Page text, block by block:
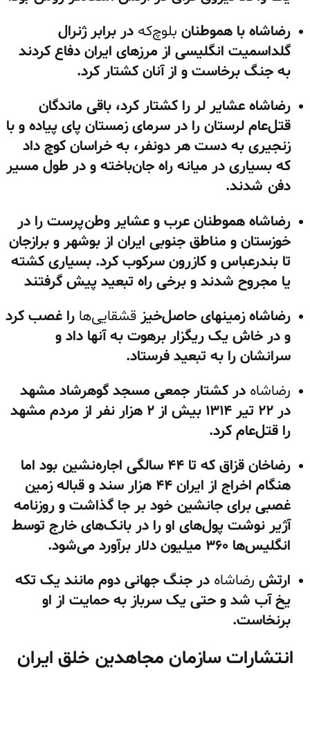
رضاشاه با هموطنان بلوچ‌که در برابر ژنرال
گلداسمیت انگلیسی از مرزهای ایران دفاع کردند
به جنگ برخاست و از آنان کشتار کرد.
رضاشاه عشایر لر را کشتار کرد، باقی ماندگان
قتل‌عام لرستان را در سرمای زمستان پای پیاده و با
زنجیری به دست هر دونفر، به خراسان کوچ داد
که بسیاری در میانه راه جان‌باخته و در طول مسیر
دفن شدند.
رضاشاه هموطنان عرب و عشایر وطن‌پرست را در
خوزستان و مناطق جنوبی ایران از بوشهر و برازجان
تا بندرعباس و کازرون سرکوب کرد. بسیاری کشته
یا مجروح شدند و برخی راه تبعید پیش گرفتند
رضاشاه زمینهای حاصل‌خیز قشقایی‌ها را غصب کرد
و در خاش یک ریگزار برهوت به آنها داد و
سرانشان را به تبعید فرستاد.
رضاشاه در کشتار جمعی مسجد گوهرشاد مشهد
در ۲۲ تیر ۱۳۱۴ بیش از ۲ هزار نفر از مردم مشهد
را قتل‌عام کرد.
رضاخان قزاق که تا ۴۴ سالگی اجاره‌نشین بود اما
هنگام اخراج از ایران ۴۴ هزار سند و قباله زمین
غصبی برای جانشین خود بر جا گذاشت و روزنامه
آژیر نوشت پول‌های او را در بانک‌های خارج توسط
انگلیس‌ها ۳۶۰ میلیون دلار برآورد می‌شود.
ارتش رضاشاه در جنگ جهانی دوم مانند یک تکه
یخ آب شد و حتی یک سرباز به حمایت از او
برنخاست.
انتشارات سازمان مجاهدین خلق ایران